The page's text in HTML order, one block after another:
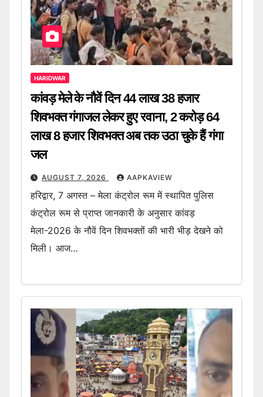
HARIDWAR
कांवड़ मेले के नौवें दिन 44 लाख 38 हजार
शिवभक्त गंगाजल लेकर हुए रवाना, 2 करोड़ 64
लाख 8 हजार शिवभक्त अब तक उठा चुके हैं गंगा
जल
AUGUST 7, 2026 AAPKAVIEW
हरिद्वार, 7 अगस्त – मेला कंट्रोल रूम में स्थापित पुलिस
कंट्रोल रूम से प्राप्त जानकारी के अनुसार कांवड़
मेला-2026 के नौवें दिन शिवभक्तों की भारी भीड़ देखने को
मिली। आज…